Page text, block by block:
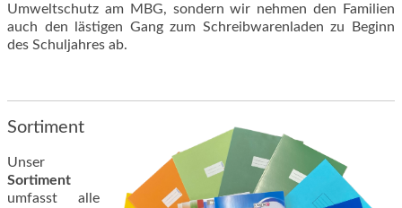
Umweltschutz am MBG, sondern wir nehmen den Familien
auch den lästigen Gang zum Schreibwarenladen zu Beginn
des Schuljahres ab.
Sortiment
Unser
Sortiment
umfasst alle